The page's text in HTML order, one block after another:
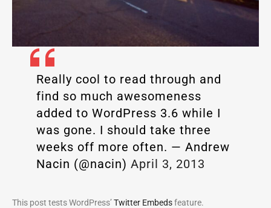
Really cool to read through and
find so much awesomeness
added to WordPress 3.6 while I
was gone. I should take three
weeks off more often. — Andrew
Nacin (@nacin) April 3, 2013
This post tests WordPress’Twitter Embedsfeature.